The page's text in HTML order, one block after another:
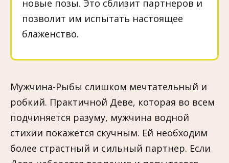
новые позы. Это сблизит партнеров и
позволит им испытать настоящее
блаженство.
Мужчина-Рыбы слишком мечтательный и
робкий. Практичной Деве, которая во всем
подчиняется разуму, мужчина водной
стихии покажется скучным. Ей необходим
более страстный и сильный партнер. Если